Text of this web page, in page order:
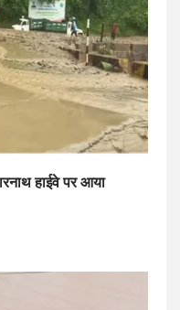
हाईवे पर आया